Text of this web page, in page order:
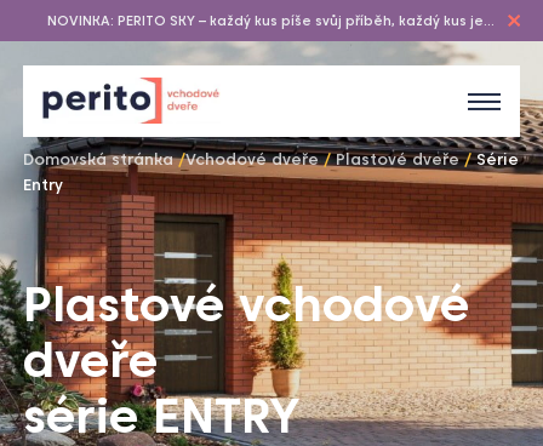
NOVINKA: PERITO SKY – každý kus píše svůj příběh, každý kus je
originál…
Domovská stránka /Vchodové dveře / Plastové dveře / Série
Entry
Plastové vchodové
dveře
série ENTRY